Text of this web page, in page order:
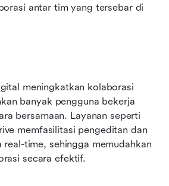
antar tim yang tersebar di
meningkatkan kolaborasi
banyak pengguna bekerja
bersamaan. Layanan seperti
memfasilitasi pengeditan dan
time, sehingga memudahkan
secara efektif.